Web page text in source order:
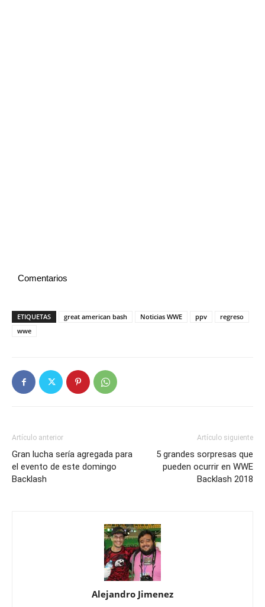
Comentarios
ETIQUETAS great american bash Noticias WWE ppv
regreso
wwe
Artículo anterior
Gran lucha sería agregada para
el evento de este domingo
Backlash
Artículo siguiente
5 grandes sorpresas que
pueden ocurrir en WWE
Backlash 2018
Alejandro Jimenez